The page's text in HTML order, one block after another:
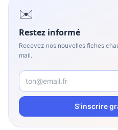
✉️
Restez informé
Recevez nos nouvelles fiches
mail.
S'inscrire